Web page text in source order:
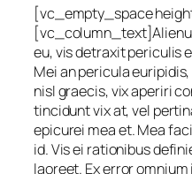
[vc_empty_space
eu, vis detraxit periculis
Mei an pericula
nisl graecis, vix aperiri
tincidunt vix at, vel
epicurei mea et. Mea
id. Vis ei rationibus
laoreet. Ex error